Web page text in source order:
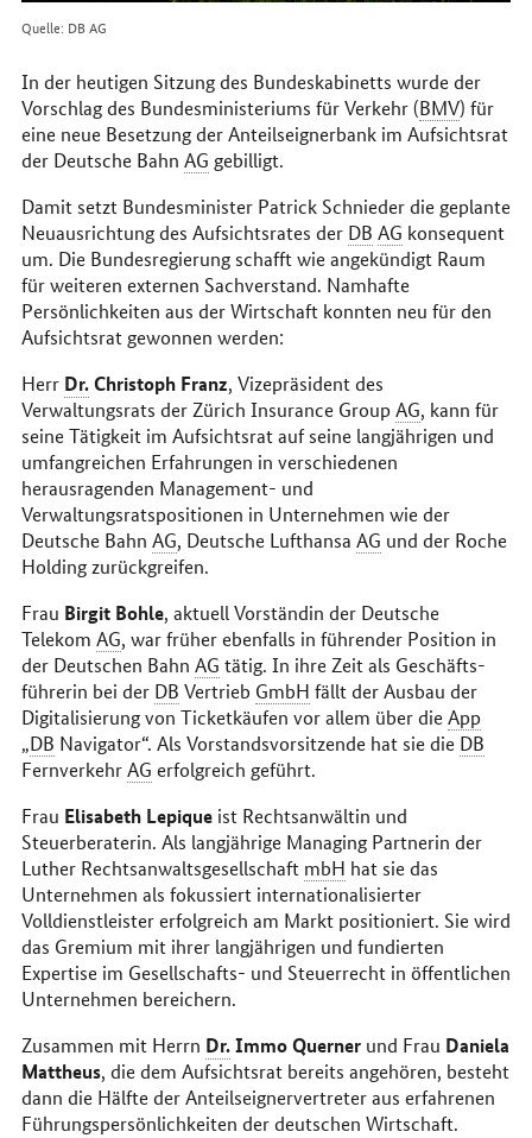
Quelle: DB AG
In der heutigen Sitzung des Bundeskabinetts wurde der
Vorschlag des Bundesministeriums für Verkehr (BMV) für
eine neue Besetzung der Anteilseignerbank im Aufsichtsrat
der Deutsche Bahn AG gebilligt.
Damit setzt Bundesminister Patrick Schnieder die geplante
Neuausrichtung des Aufsichtsrates der DB AG konsequent
um. Die Bundesregierung schafft wie angekündigt Raum
für weiteren externen Sachverstand. Namhafte
Persönlichkeiten aus der Wirtschaft konnten neu für den
Aufsichtsrat gewonnen werden:
Herr Dr.Christoph Franz, Vizepräsident des
Verwaltungsrats der Zürich Insurance GroupAG, kann für
seine Tätigkeit im Aufsichtsrat auf seine langjährigen und
umfangreichen Erfahrungen in verschiedenen
herausragenden Management- und
Verwaltungsratspositionen in Unternehmen wie der
Deutsche Bahn AG, Deutsche Lufthansa AG und der Roche
Holding zurückgreifen.
Frau Birgit Bohle, aktuell Vorständin der Deutsche
Telekom AG, war früher ebenfalls in führender Position in
der Deutschen Bahn AG tätig. In ihre Zeit als Geschäfts­
führerin bei der DB Vertrieb GmbH fällt der Ausbau der
Digitalisierung von Ticket­käufen vor allem über die App
„DB Navigator“. Als Vorstandsvorsitzende hat sie die DB
FernverkehrAG erfolgreich geführt.
Frau Elisabeth Lepiqueist Rechtsanwältin und
Steuerberaterin. Als langjährige Managing Partnerin der
Luther Rechtsanwaltsgesellschaft mbH hat sie das
Unternehmen als fokussiert internationalisierter
Volldienstleister erfolgreich am Markt positioniert. Sie wird
das Gremium mit ihrer langjährigen und fundierten
Expertise im Gesellschafts- und Steuerrecht in öffentlichen
Unternehmen bereichern.
Zusammen mit Herrn Dr.Immo Quernerund Frau Daniela
Mattheus, die dem Aufsichtsrat bereits angehören, besteht
dann die Hälfte der Anteilseignervertreter aus erfahrenen
Führungspersönlichkeiten der deutschen Wirtschaft.